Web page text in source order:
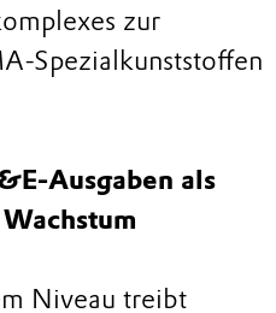
zur
Spezialkunststoffen
Ausgaben als
Niveau treibt